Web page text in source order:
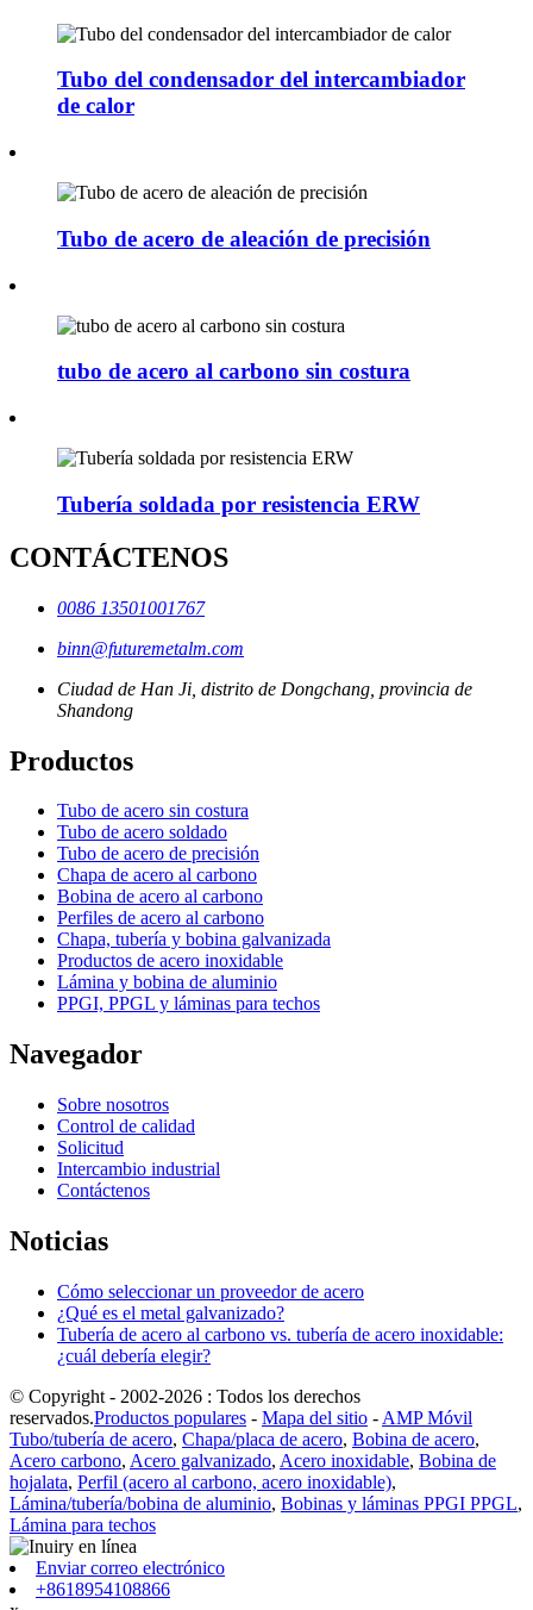
Tubo del condensador del intercambiador
de calor
Tubo de acero de aleación de precisión
tubo de acero al carbono sin costura
Tubería soldada por resistencia ERW
CONTÁCTENOS
0086 13501001767
binn@futuremetalm.com
Ciudad de Han Ji, distrito de Dongchang, provincia de
Shandong
Productos
Tubo de acero sin costura
Tubo de acero soldado
Tubo de acero de precisión
Chapa de acero al carbono
Bobina de acero al carbono
Perfiles de acero al carbono
Chapa, tubería y bobina galvanizada
Productos de acero inoxidable
Lámina y bobina de aluminio
PPGI, PPGL y láminas para techos
Navegador
Sobre nosotros
Control de calidad
Solicitud
Intercambio industrial
Contáctenos
Noticias
Cómo seleccionar un proveedor de acero
¿Qué es el metal galvanizado?
Tubería de acero al carbono vs. tubería de acero inoxidable:
¿cuál debería elegir?
© Copyright - 2002-2026 : Todos los derechos
reservados.Productos populares - Mapa del sitio - AMP Móvil
Tubo/tubería de acero, Chapa/placa de acero, Bobina de acero,
Acero carbono, Acero galvanizado, Acero inoxidable, Bobina de
hojalata, Perfil (acero al carbono, acero inoxidable),
Lámina/tubería/bobina de aluminio, Bobinas y láminas PPGI PPGL,
Lámina para techos
Enviar correo electrónico
+8618954108866